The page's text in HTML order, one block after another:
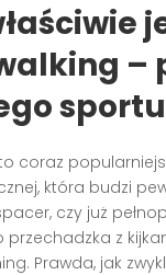
–
sportu
coraz
która budzi
czy już
przechadzka z
Prawda, jak